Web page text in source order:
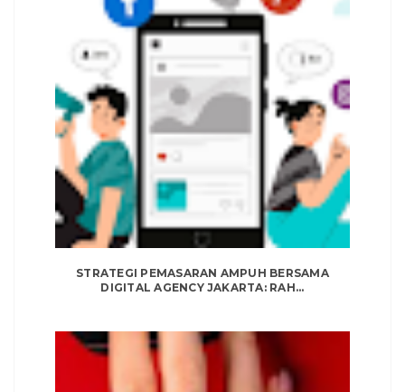
STRATEGI PEMASARAN AMPUH BERSAMA
DIGITAL AGENCY JAKARTA: RAH...